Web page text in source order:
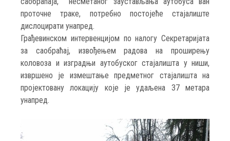
проточне траке, потребно постојеће стајалиште
дислоцирати унапред.
Грађевинском интервенцијом по налогу Секретаријата
за саобраћај, извођењем радова на проширењу
коловоза и изградњи аутобуског стајалишта у ниши,
извршено је измештање предметног стајалишта на
пројектовану локацију које је удаљена 37 метара
унапред.